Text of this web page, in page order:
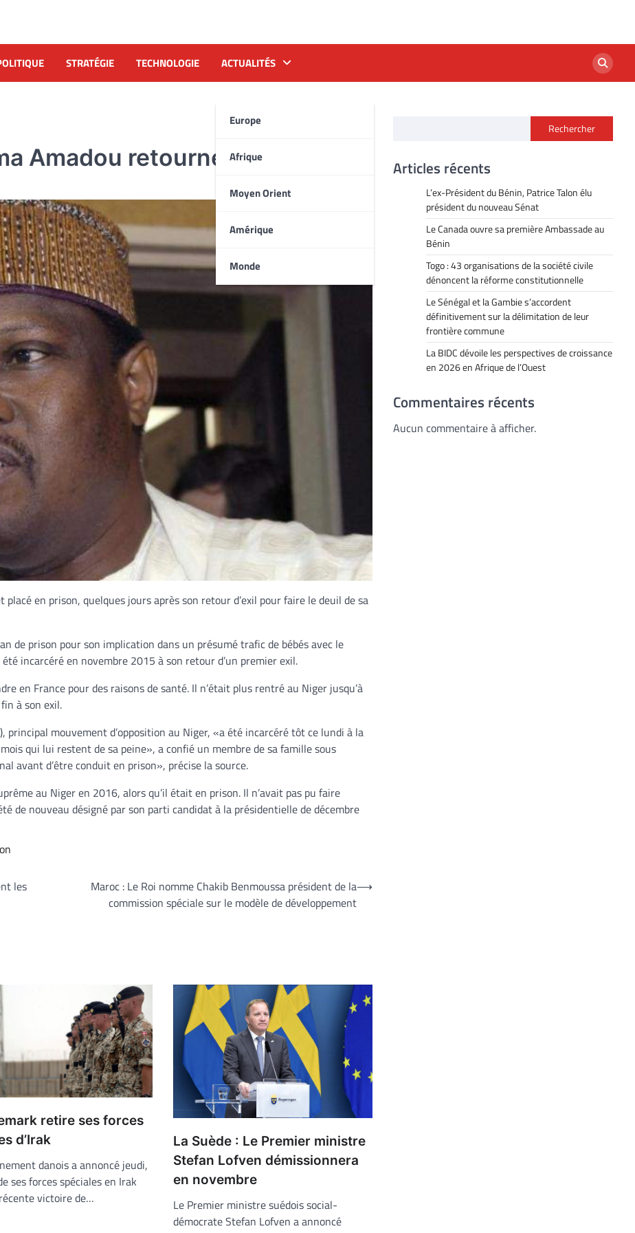
STRATÉGIE TECHNOLOGIE ACTUALITÉS
Europe
Afrique
Moyen Orient
Amérique
Monde
Amadou retourne en prison
en prison, quelques jours après son retour d’exil pour faire le deuil de sa
de prison pour son implication dans un présumé trafic de bébés avec le
incarcéré en novembre 2015 à son retour d’un premier exil.
en France pour des raisons de santé. Il n’était plus rentré au Niger jusqu’à
à son exil.
principal mouvement d’opposition au Niger, «a été incarcéré tôt ce lundi à la
qui lui restent de sa peine», a confié un membre de sa famille sous
avant d’être conduit en prison», précise la source.
au Niger en 2016, alors qu’il était en prison. Il n’avait pas pu faire
de nouveau désigné par son parti candidat à la présidentielle de décembre
les
Maroc : Le Roi nomme Chakib Benmoussa président de la
commission spéciale sur le modèle de développement
⟶
retire ses forces
d’Irak
danois a annoncé jeudi,
ses forces spéciales en Irak
victoire de…
La Suède : Le Premier ministre
Stefan Lofven démissionnera
en novembre
Le Premier ministre suédois social-
démocrate Stefan Lofven a annoncé
Rechercher
Articles récents
L’ex-Président du Bénin, Patrice Talon élu
président du nouveau Sénat
Le Canada ouvre sa première Ambassade au
Bénin
Togo : 43 organisations de la société civile
dénoncent la réforme constitutionnelle
Le Sénégal et la Gambie s’accordent
définitivement sur la délimitation de leur
frontière commune
La BIDC dévoile les perspectives de croissance
en 2026 en Afrique de l’Ouest
Commentaires récents
Aucun commentaire à afficher.